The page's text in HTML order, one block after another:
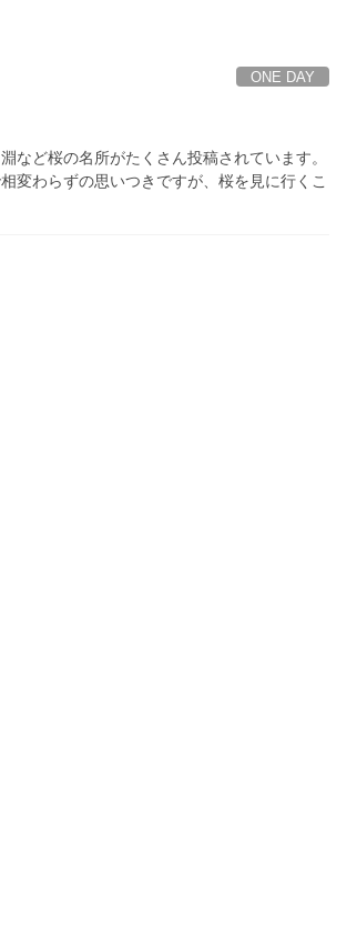
ONE DAY
など桜の名所がたくさん投稿されています。
変わらずの思いつきですが、桜を見に行くこ